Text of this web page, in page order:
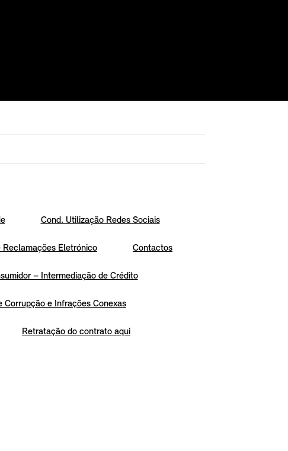
Cond. Utilização Redes Sociais
Reclamações Eletrónico Contactos
– Intermediação de Crédito
Corrupção e Infrações Conexas
Retratação do contrato aqui